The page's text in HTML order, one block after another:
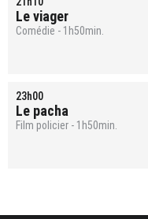
Le viager
Comédie - 1h50min.
23h00
Le pacha
Film policier - 1h50min.